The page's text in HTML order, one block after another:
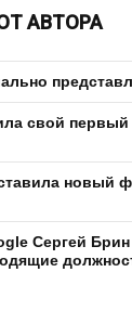
АВТОРА
свой
новый
Сергей